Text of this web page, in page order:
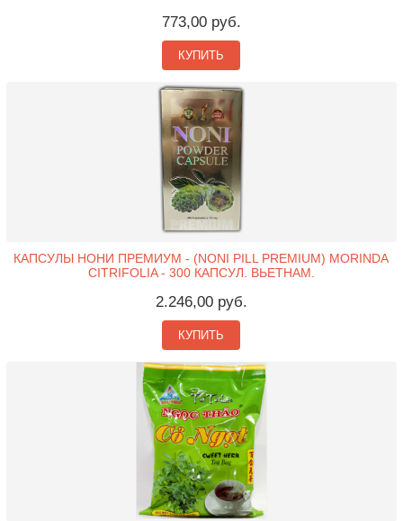
773,00 руб.
КУПИТЬ
КАПСУЛЫ НОНИ ПРЕМИУМ - (NONI PILL PREMIUM) MORINDA
CITRIFOLIA - 300 КАПСУЛ. ВЬЕТНАМ.
2.246,00 руб.
КУПИТЬ